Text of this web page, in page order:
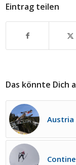
Eintrag teilen
Das könnte Dich
Austria